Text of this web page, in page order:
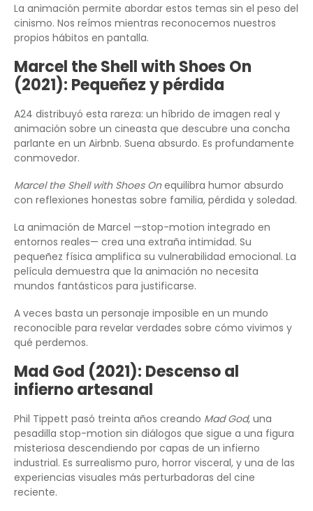
La animación permite abordar estos temas sin el peso del
cinismo. Nos reímos mientras reconocemos nuestros
propios hábitos en pantalla.
Marcel the Shell with Shoes On
(2021): Pequeñez y pérdida
A24 distribuyó esta rareza: un híbrido de imagen real y
animación sobre un cineasta que descubre una concha
parlante en un Airbnb. Suena absurdo. Es profundamente
conmovedor.
Marcel the Shell with Shoes Onequilibra humor absurdo
con reflexiones honestas sobre familia, pérdida y soledad.
La animación de Marcel —stop-motion integrado en
entornos reales— crea una extraña intimidad. Su
pequeñez física amplifica su vulnerabilidad emocional. La
película demuestra que la animación no necesita
mundos fantásticos para justificarse.
A veces basta un personaje imposible en un mundo
reconocible para revelar verdades sobre cómo vivimos y
qué perdemos.
Mad God (2021): Descenso al
infierno artesanal
Phil Tippett pasó treinta años creando Mad God, una
pesadilla stop-motion sin diálogos que sigue a una figura
misteriosa descendiendo por capas de un infierno
industrial. Es surrealismo puro, horror visceral, y una de las
experiencias visuales más perturbadoras del cine
reciente.